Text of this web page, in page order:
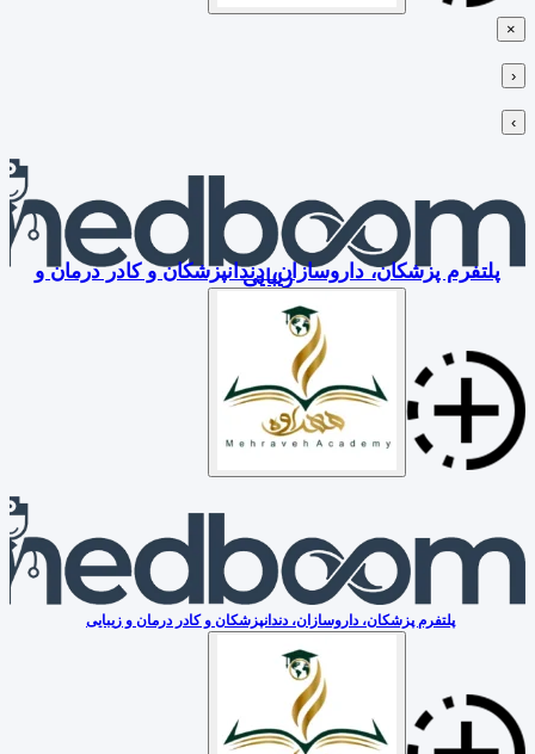
×
‹
›
پلتفرم پزشکان، داروسازان، دندانپزشکان و کادر درمان و
زیبایی
پلتفرم پزشکان، داروسازان، دندانپزشکان و کادر درمان و زیبایی